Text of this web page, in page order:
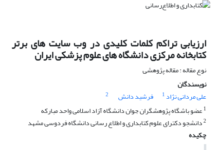
ارزیابی تراکم کلمات کلیدی در وب سایت های برتر
کتابخانه مرکزی دانشگاه های علوم پزشکی ایران
نوع مقاله : مقاله پژوهشی
نویسندگان
علی مردانی نژاد 1 فرشید دانش
2
1عضو باشگاه پژوهشگران جوان دانشگاه آزاد اسلامی واحد مبارکه
2دانشجو دکترای علوم کتابداری و اطلاع رسانی دانشگاه فردوسی مشهد
چکیده